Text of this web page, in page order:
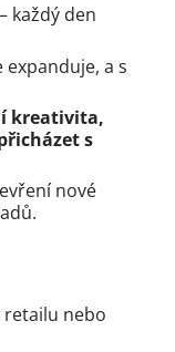
– každý den
expanduje, a s
kreativita,
s
nové
retailu nebo